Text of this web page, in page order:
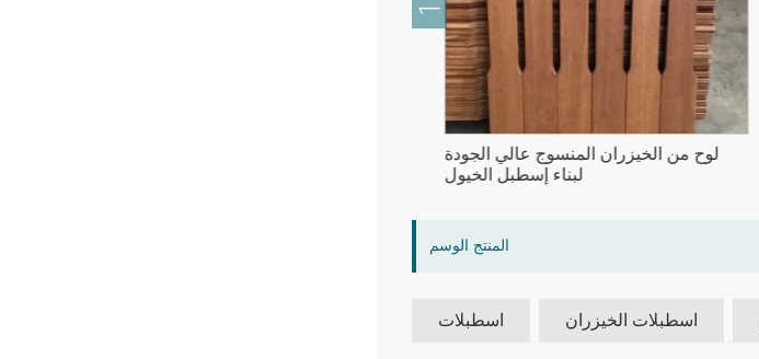
لوح من الخيزران المنسوج عالي الجودة
لبناء إسطبل الخيول
المنتج الوسم
اسطبلات اسطبلات الخيزران